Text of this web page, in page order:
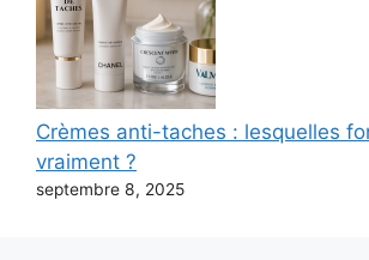
Crèmes anti-taches : lesquelles
vraiment ?
septembre 8, 2025